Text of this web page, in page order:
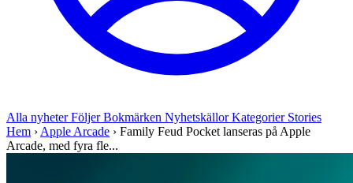
Alla nyheterFöljerBokmärken NyhetskällorKategorier Stories
Hem › Apple Arcade › Family Feud Pocket lanseras på Apple
Arcade, med fyra fle...